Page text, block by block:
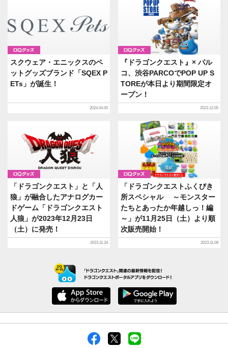
スクウェア・エニックスのペ
ットグッズブランド「SQEX P
ETs」が誕生！
2024.04.05
グッズ
『ドラゴンクエスト』× パル
コ、渋谷PARCOでPOP UP S
TOREが本日より期間限定オ
ープン！
2023.12.05
「ドラゴンクエスト」と「人
狼」が融合したアナログカー
ドゲーム「ドラゴンクエスト
人狼」が2023年12月23日
（土）に発売！
2023.11.24
グッズ
「ドラゴンクエストふくびき
所スペシャル ～モンスター
たちとあったか年越しっ！編
～」が11月25日（土）より順
次販売開始！
2023.11.08